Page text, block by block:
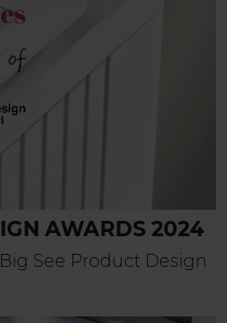
AWARDS 2024
See Product Design